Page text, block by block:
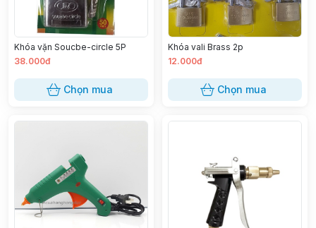
Khóa vặn Soucbe-circle 5P
38.000đ
Chọn mua
Khóa vali Brass 2p
12.000đ
Chọn mua